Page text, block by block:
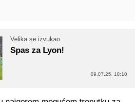
Velika se izvukao
Spas za Lyon!
09.07.25. 18:10